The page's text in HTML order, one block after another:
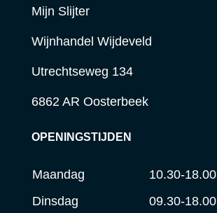
Mijn Slijter
Wijnhandel Wijdeveld
Utrechtseweg 134
6862 AR Oosterbeek
OPENINGSTIJDEN
Maandag
10.30-18.00
Dinsdag
09.30-18.00